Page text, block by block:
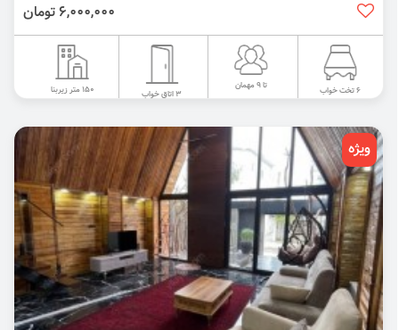
6,000,000 تومان
6 تخت خواب تا 9 مهمان
3 اتاق خواب 150 متر زیربنا
ویژه